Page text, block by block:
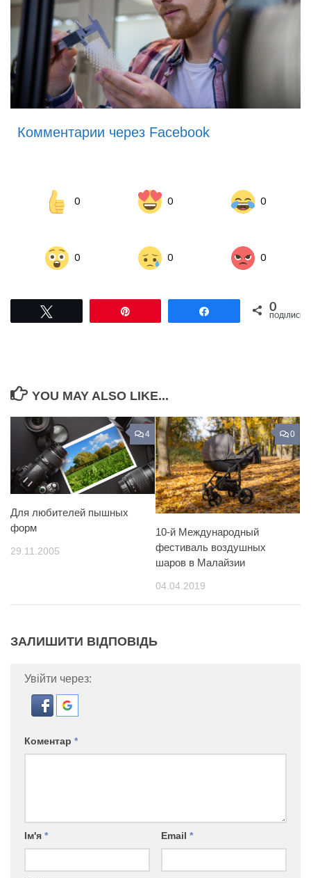
Комментарии через Facebook
0 0 0
0 0 0
Поділитися0
ПОДІЛИСЬ
YOU MAY ALSO LIKE...
4
Для любителей пышных
форм
29.11.2005
0
10-й Международный
фестиваль воздушных
шаров в Малайзии
04.04.2019
ЗАЛИШИТИ ВІДПОВІДЬ
Увійти через:
Коментар *
Ім'я * Email *